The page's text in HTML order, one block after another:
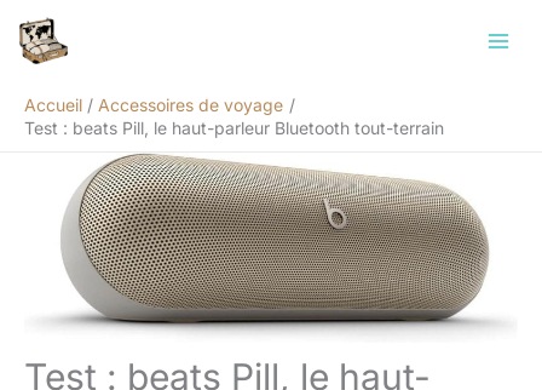
Accueil
Accessoires de voyage
Test : beats Pill, le haut-parleur Bluetooth tout-terrain
Test : beats Pill, le haut-
Rechercher